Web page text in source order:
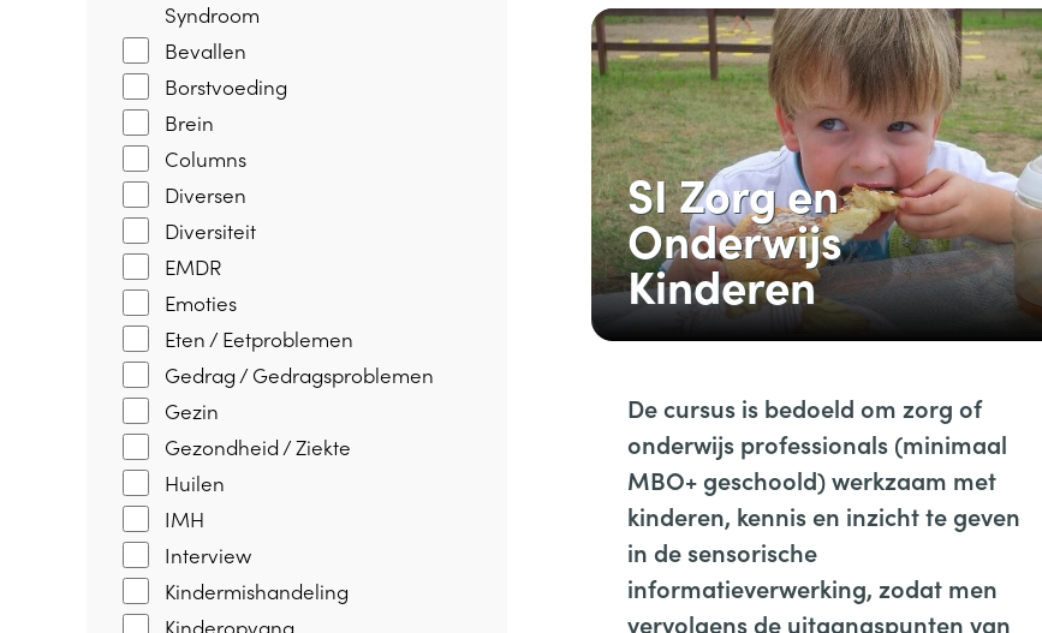
Syndroom
Bevallen
Borstvoeding
Brein
Columns
Diversen
Diversiteit
EMDR
Emoties
Eten / Eetproblemen
Gedrag / Gedragsproblemen
Gezin
Gezondheid / Ziekte
Huilen
IMH
Interview
Kindermishandeling
Kinderopvang
SI Zorg en
Onderwijs
Kinderen
De cursus is bedoeld om zorg of
onderwijs professionals (minimaal
MBO+ geschoold) werkzaam met
kinderen, kennis en inzicht te geven
in de sensorische
informatieverwerking, zodat men
vervolgens de uitgangspunten van